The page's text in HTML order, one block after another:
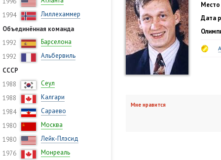
1994
Лиллехаммер
Объединённая команда
1992
Барселона
1992
Альбервиль
СССР
1988
Сеул
1988
Калгари
1984
Сараево
1980
Москва
1980
Лейк-Плэсид
1976
Монреаль
Дата
Мне нравится